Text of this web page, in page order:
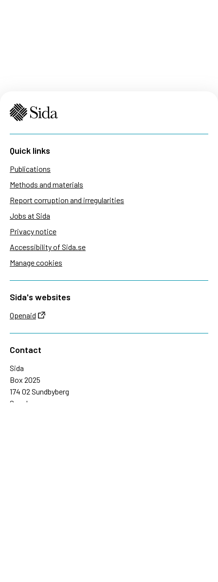
Quick links
Publications
Methods and materials
Report corruption and irregularities
Jobs at Sida
Privacy notice
Accessibility of Sida.se
Manage cookies
Sida's websites
Openaid
Contact
Sida
Box 2025
174 02 Sundbyberg
Sweden